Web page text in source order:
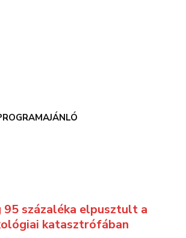
százaléka elpusztult a
katasztrófában